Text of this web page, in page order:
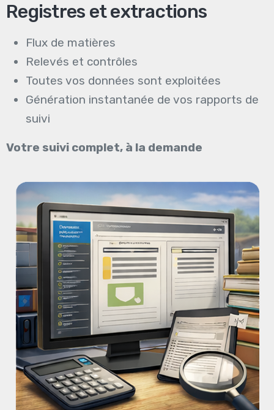
Registres et extractions
Flux de matières
Relevés et contrôles
Toutes vos données sont exploitées
Génération instantanée de vos rapports de
suivi
Votre suivi complet, à la demande